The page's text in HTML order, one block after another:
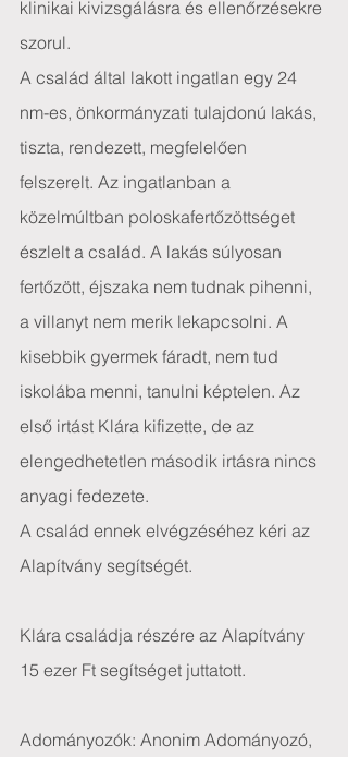
klinikai kivizsgálásra és ellenőrzésekre
szorul.
A család által lakott ingatlan egy 24
nm-es, önkormányzati tulajdonú lakás,
tiszta, rendezett, megfelelően
felszerelt. Az ingatlanban a
közelmúltban poloskafertőzöttséget
észlelt a család. A lakás súlyosan
fertőzött, éjszaka nem tudnak pihenni,
a villanyt nem merik lekapcsolni. A
kisebbik gyermek fáradt, nem tud
iskolába menni, tanulni képtelen. Az
első irtást Klára kifizette, de az
elengedhetetlen második irtásra nincs
anyagi fedezete.
A család ennek elvégzéséhez kéri az
Alapítvány segítségét.
Klára családja részére az Alapítvány
15 ezer Ft segítséget juttatott.
Adományozók: Anonim Adományozó,